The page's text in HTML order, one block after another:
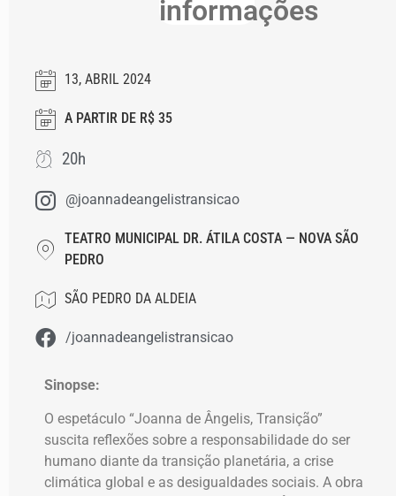
informações
13, ABRIL 2024
A PARTIR DE R$ 35
20h
@joannadeangelistransicao
TEATRO MUNICIPAL DR. ÁTILA COSTA — NOVA SÃO
PEDRO
SÃO PEDRO DA ALDEIA
/joannadeangelistransicao
Sinopse:
O espetáculo “Joanna de Ângelis, Transição”
suscita reflexões sobre a responsabilidade do ser
humano diante da transição planetária, a crise
climática global e as desigualdades sociais. A obra